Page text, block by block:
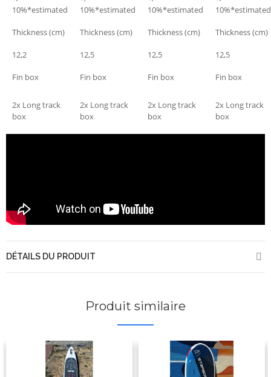
10%*estimated
10%*estimated
10%*estimated
10%*estimated
Thickness (cm) Thickness (cm) Thickness (cm) Thickness (cm)
12,2 12,5 12,5 12,5
Fin box Fin box Fin box Fin box
2x Long track
box
2x Long track
box
2x Long track
box
2x Long track
box
DÉTAILS DU PRODUIT
Produit similaire